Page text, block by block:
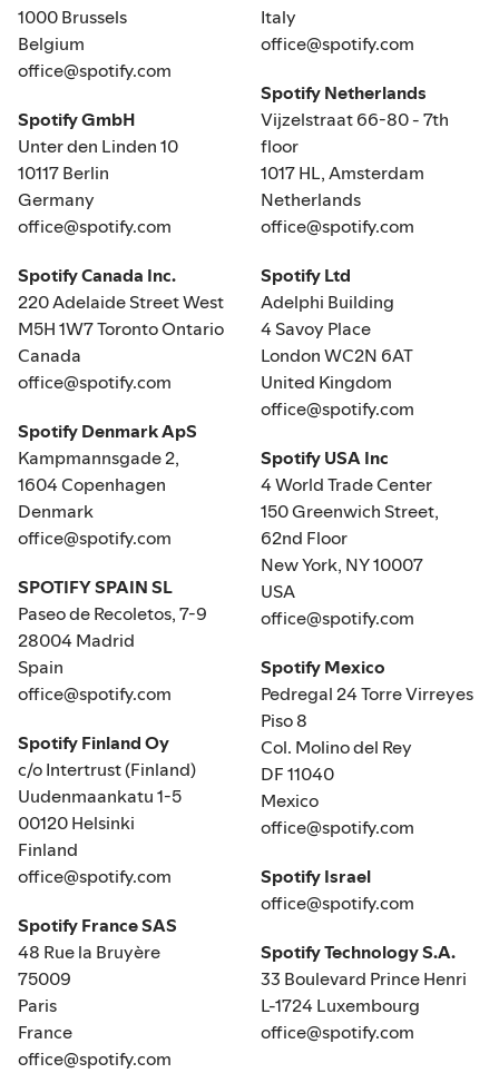
1000 Brussels
Belgium
office@spotify.com
Spotify GmbH
Unter den Linden 10
10117 Berlin
Germany
office@spotify.com
Spotify Canada Inc.
220 Adelaide Street West
M5H 1W7 Toronto Ontario
Canada
office@spotify.com
Spotify Denmark ApS
Kampmannsgade 2,
1604 Copenhagen
Denmark
office@spotify.com
SPOTIFY SPAIN SL
Paseo de Recoletos, 7-9
28004 Madrid
Spain
office@spotify.com
Spotify Finland Oy
c/o Intertrust (Finland)
Uudenmaankatu 1-5
00120 Helsinki
Finland
office@spotify.com
Spotify France SAS
48 Rue la Bruyère
75009
Paris
France
office@spotify.com
Italy
office@spotify.com
Spotify Netherlands
Vijzelstraat 66-80 - 7th
floor
1017 HL, Amsterdam
Netherlands
office@spotify.com
Spotify Ltd
Adelphi Building
4 Savoy Place
London WC2N 6AT
United Kingdom
office@spotify.com
Spotify USA Inc
4 World Trade Center
150 Greenwich Street,
62nd Floor
New York, NY 10007
USA
office@spotify.com
Spotify Mexico
Pedregal 24 Torre Virreyes
Piso 8
Col. Molino del Rey
DF 11040
Mexico
office@spotify.com
Spotify Israel
office@spotify.com
Spotify Technology S.A.
33 Boulevard Prince Henri
L-1724 Luxembourg
office@spotify.com